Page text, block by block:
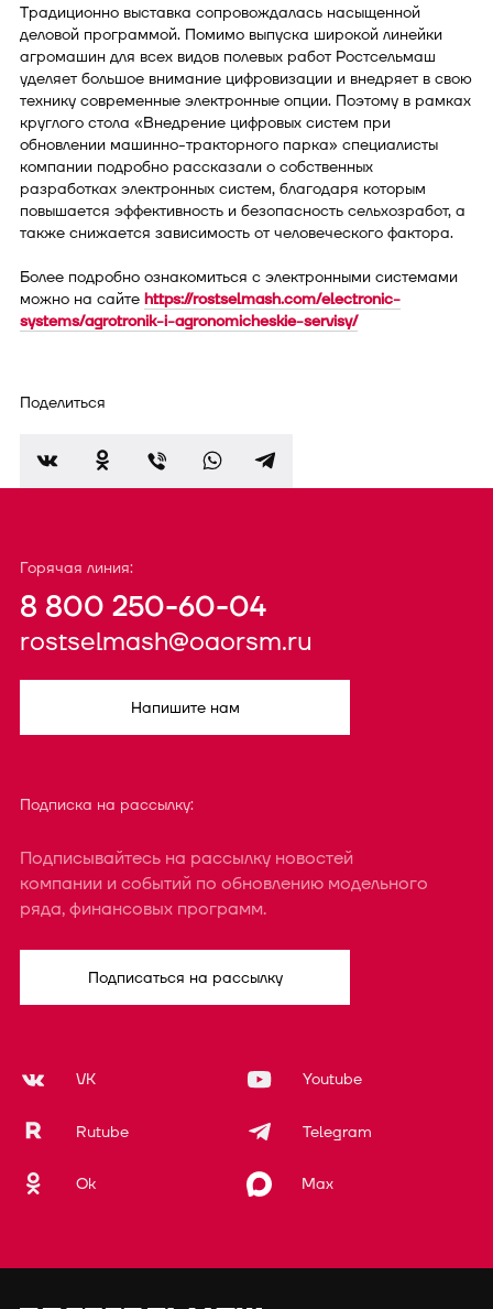
Традиционно выставка сопровождалась насыщенной
деловой программой. Помимо выпуска широкой линейки
агромашин для всех видов полевых работ Ростсельмаш
уделяет большое внимание цифровизации и внедряет в свою
технику современные электронные опции. Поэтому в рамках
круглого стола «Внедрение цифровых систем при
обновлении машинно-тракторного парка» специалисты
компании подробно рассказали о собственных
разработках электронных систем, благодаря которым
повышается эффективность и безопасность сельхозработ, а
также снижается зависимость от человеческого фактора.
Более подробно ознакомиться с электронными системами
можно на сайте https://rostselmash.com/electronic-
systems/agrotronik-i-agronomicheskie-servisy/
Поделиться
Горячая линия:
8 800 250-60-04
rostselmash@oaorsm.ru
Напишите нам
Подписка на рассылку:
Подписывайтесь на рассылку новостей
компании и событий по обновлению модельного
ряда, финансовых программ.
Подписаться на рассылку
VK Youtube
Rutube Telegram
Ok Max